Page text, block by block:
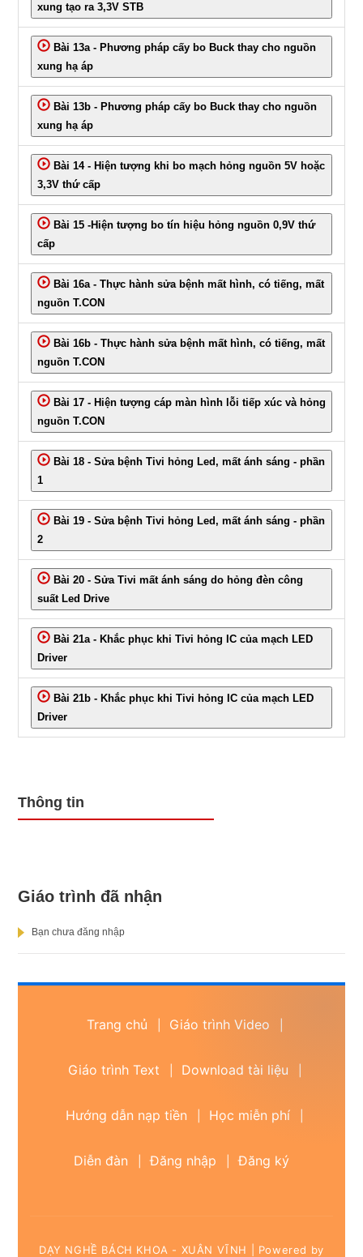
xung tạo ra 3,3V STB
Bài 13a - Phương pháp cấy bo Buck thay cho nguồn
xung hạ áp
Bài 13b - Phương pháp cấy bo Buck thay cho nguồn
xung hạ áp
Bài 14 - Hiện tượng khi bo mạch hỏng nguồn 5V hoặc
3,3V thứ cấp
Bài 15 -Hiện tượng bo tín hiệu hỏng nguồn 0,9V thứ
cấp
Bài 16a - Thực hành sửa bệnh mất hình, có tiếng, mất
nguồn T.CON
Bài 16b - Thực hành sửa bệnh mất hình, có tiếng, mất
nguồn T.CON
Bài 17 - Hiện tượng cáp màn hình lỗi tiếp xúc và hỏng
nguồn T.CON
Bài 18 - Sửa bệnh Tivi hỏng Led, mất ánh sáng - phần
1
Bài 19 - Sửa bệnh Tivi hỏng Led, mất ánh sáng - phần
2
Bài 20 - Sửa Tivi mất ánh sáng do hỏng đèn công
suất Led Drive
Bài 21a - Khắc phục khi Tivi hỏng IC của mạch LED
Driver
Bài 21b - Khắc phục khi Tivi hỏng IC của mạch LED
Driver
Thông tin
Giáo trình đã nhận
Bạn chưa đăng nhập
Trang chủ Giáo trình Video
Giáo trình Text Download tài liệu
Hướng dẫn nạp tiền Học miễn phí
Diễn đàn Đăng nhập Đăng ký
DẠY NGHỀ BÁCH KHOA - XUÂN VĨNH | Powered by